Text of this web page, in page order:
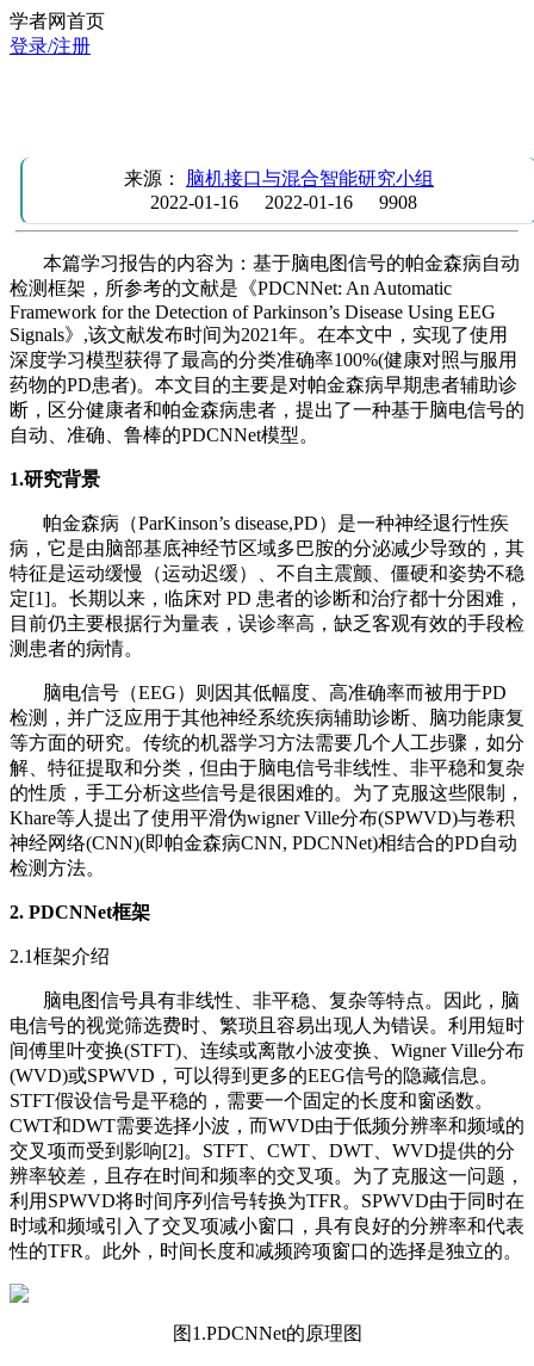
学者网首页
登录/注册
来源： 脑机接口与混合智能研究小组
2022-01-16
2022-01-16 9908
本篇学习报告的内容为：基于脑电图信号的帕金森病自动
检测框架，所参考的文献是《PDCNNet: An Automatic
Framework for the Detection of Parkinson’s Disease Using EEG
Signals》,该文献发布时间为2021年。在本文中，实现了使用
深度学习模型获得了最高的分类准确率100%(健康对照与服用
药物的PD患者)。本文目的主要是对帕金森病早期患者辅助诊
断，区分健康者和帕金森病患者，提出了一种基于脑电信号的
自动、准确、鲁棒的PDCNNet模型。
1.研究背景
帕金森病（ParKinson’s disease,PD）是一种神经退行性疾
病，它是由脑部基底神经节区域多巴胺的分泌减少导致的，其
特征是运动缓慢（运动迟缓）、不自主震颤、僵硬和姿势不稳
定[1]。长期以来，临床对 PD 患者的诊断和治疗都十分困难，
目前仍主要根据行为量表，误诊率高，缺乏客观有效的手段检
测患者的病情。
脑电信号（EEG）则因其低幅度、高准确率而被用于PD
检测，并广泛应用于其他神经系统疾病辅助诊断、脑功能康复
等方面的研究。传统的机器学习方法需要几个人工步骤，如分
解、特征提取和分类，但由于脑电信号非线性、非平稳和复杂
的性质，手工分析这些信号是很困难的。为了克服这些限制，
Khare等人提出了使用平滑伪wigner Ville分布(SPWVD)与卷积
神经网络(CNN)(即帕金森病CNN, PDCNNet)相结合的PD自动
检测方法。
2. PDCNNet框架
2.1框架介绍
脑电图信号具有非线性、非平稳、复杂等特点。因此，脑
电信号的视觉筛选费时、繁琐且容易出现人为错误。利用短时
间傅里叶变换(STFT)、连续或离散小波变换、Wigner Ville分布
(WVD)或SPWVD，可以得到更多的EEG信号的隐藏信息。
STFT假设信号是平稳的，需要一个固定的长度和窗函数。
CWT和DWT需要选择小波，而WVD由于低频分辨率和频域的
交叉项而受到影响[2]。STFT、CWT、DWT、WVD提供的分
辨率较差，且存在时间和频率的交叉项。为了克服这一问题，
利用SPWVD将时间序列信号转换为TFR。SPWVD由于同时在
时域和频域引入了交叉项减小窗口，具有良好的分辨率和代表
性的TFR。此外，时间长度和减频跨项窗口的选择是独立的。
图1.PDCNNet的原理图